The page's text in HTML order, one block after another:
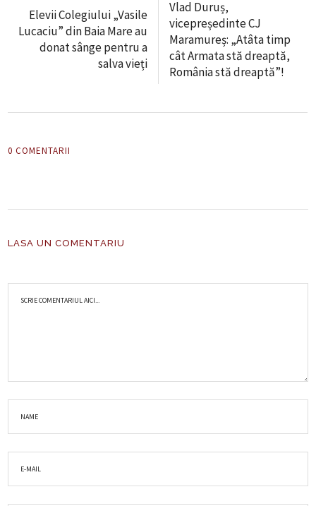
Elevii Colegiului „Vasile
Lucaciu” din Baia Mare au
donat sânge pentru a
salva vieți
Vlad Duruș,
vicepreședinte CJ
Maramureș: „Atâta timp
cât Armata stă dreaptă,
România stă dreaptă”!
0 COMENTARII
LASA UN COMENTARIU